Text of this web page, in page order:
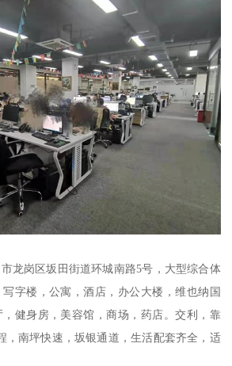
龙岗区坂田街道环城南路5号，大型综合体
字楼，公寓，酒店，办公大楼，维也纳国
健身房，美容馆，商场，药店。交利，靠
，南坪快速，坂银通道，生活配套齐全，适